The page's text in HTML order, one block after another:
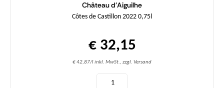
Château d'Aiguilhe
Côtes de Castillon 2022 0,75l
€ 32,15
€ 42,87/l inkl. MwSt., zzgl. Versand